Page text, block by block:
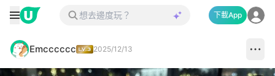
下載App
Emcccccc 2025/12/13